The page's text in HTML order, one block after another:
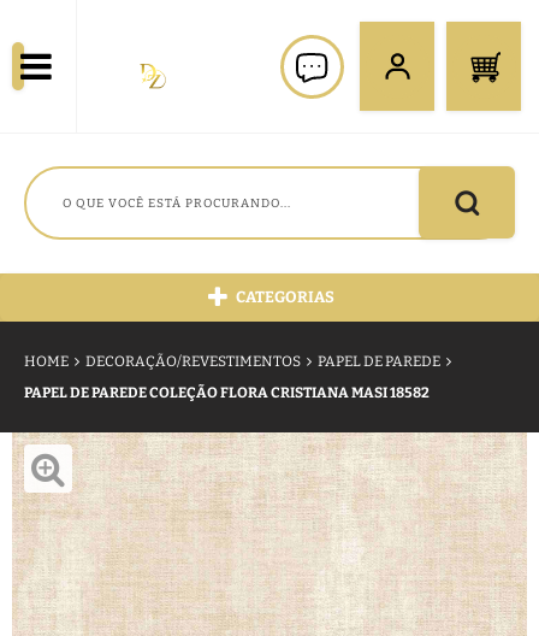
CATEGORIAS
HOME DECORAÇÃO/REVESTIMENTOS
PAPEL DE PAREDE
PAPEL DE PAREDE COLEÇÃO FLORA CRISTIANA MASI 18582